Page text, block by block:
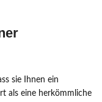
sie Ihnen ein
als eine herkömmliche